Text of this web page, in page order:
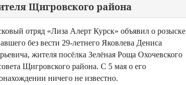
Щигровского района
отряд «Лиза Алерт Курск» объявил о розыске
без вести 29-летнего Яковлева Дениса
жителя посёлка Зелёная Роща Охочевского
Щигровского района. С 5 мая о его
ничего не известно.